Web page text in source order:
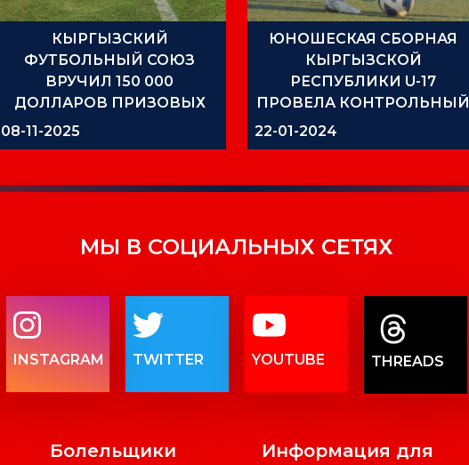
КЫРГЫЗСКИЙ
ФУТБОЛЬНЫЙ СОЮЗ
ВРУЧИЛ 150 000
ДОЛЛАРОВ ПРИЗОВЫХ
КОМАНДАМ — ПРИЗЁРАМ
ПРЕМЬЕР-ЛИГИ 2025 ГОДА
08-11-2025
ЮНОШЕСКАЯ СБОРНАЯ
КЫРГЫЗСКОЙ
РЕСПУБЛИКИ U-17
ПРОВЕЛА КОНТРОЛЬНЫЙ
22-01-2024
МЫ В СОЦИАЛЬНЫХ СЕТЯХ
INSTAGRAM TWITTER YOUTUBE THREADS
Болельщики
Информация для